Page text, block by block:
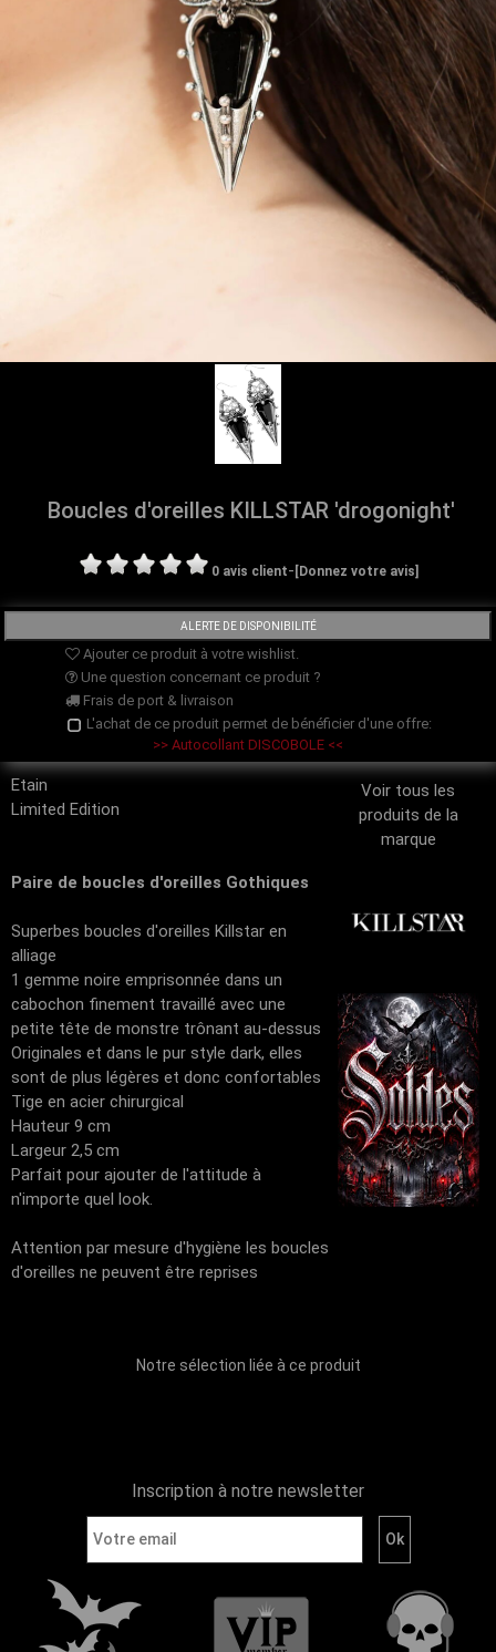
Boucles d'oreilles KILLSTAR 'drogonight'
0 avis client- [Donnez votre avis]
Ajouter ce produit à votre wishlist.
Une question concernant ce produit ?
Frais de port & livraison
L'achat de ce produit permet de bénéficier d'une offre:
>> Autocollant DISCOBOLE <<
Voir tous les
produits de la
marque
Etain
Limited Edition
Paire de boucles d'oreilles Gothiques
Superbes boucles d'oreilles Killstar en
alliage
1 gemme noire emprisonnée dans un
cabochon finement travaillé avec une
petite tête de monstre trônant au-dessus
Originales et dans le pur style dark, elles
sont de plus légères et donc confortables
Tige en acier chirurgical
Hauteur 9 cm
Largeur 2,5 cm
Parfait pour ajouter de l'attitude à
n'importe quel look.
Attention par mesure d'hygiène les boucles
d'oreilles ne peuvent être reprises
Notre sélection liée à ce produit
Inscription à notre newsletter